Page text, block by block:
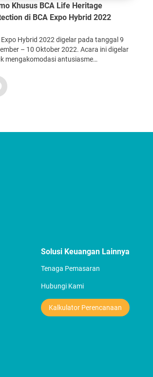
Khusus BCA Life Heritage
di BCA Expo Hybrid 2022
Expo Hybrid 2022 digelar pada tanggal 9
– 10 Oktober 2022. Acara ini digelar
mengakomodasi antusiasme
bermotor impian Anda.
Solusi Keuangan Lainnya
Tenaga Pemasaran
Hubungi Kami
Kalkulator Perencanaan